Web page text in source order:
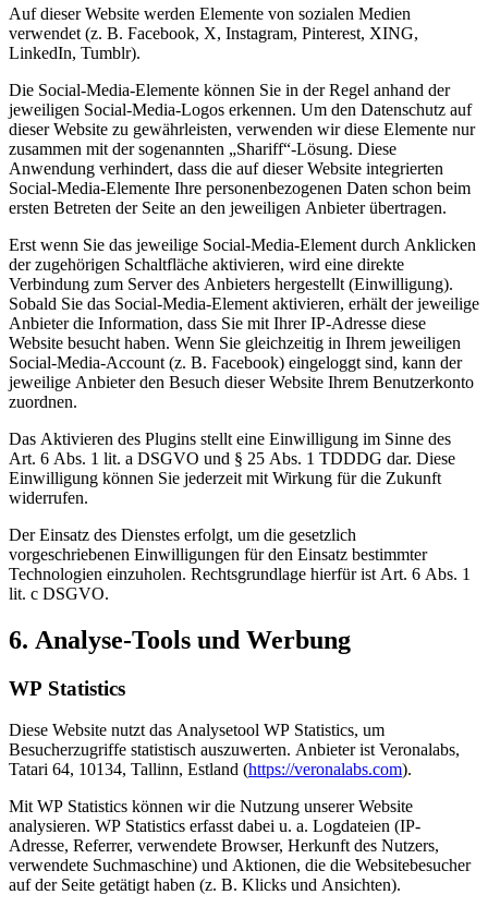
Auf dieser Website werden Elemente von sozialen Medien
verwendet (z. B. Facebook, X, Instagram, Pinterest, XING,
LinkedIn, Tumblr).
Die Social-Media-Elemente können Sie in der Regel anhand der
jeweiligen Social-Media-Logos erkennen. Um den Datenschutz auf
dieser Website zu gewährleisten, verwenden wir diese Elemente nur
zusammen mit der sogenannten „Shariff“-Lösung. Diese
Anwendung verhindert, dass die auf dieser Website integrierten
Social-Media-Elemente Ihre personenbezogenen Daten schon beim
ersten Betreten der Seite an den jeweiligen Anbieter übertragen.
Erst wenn Sie das jeweilige Social-Media-Element durch Anklicken
der zugehörigen Schaltfläche aktivieren, wird eine direkte
Verbindung zum Server des Anbieters hergestellt (Einwilligung).
Sobald Sie das Social-Media-Element aktivieren, erhält der jeweilige
Anbieter die Information, dass Sie mit Ihrer IP-Adresse diese
Website besucht haben. Wenn Sie gleichzeitig in Ihrem jeweiligen
Social-Media-Account (z. B. Facebook) eingeloggt sind, kann der
jeweilige Anbieter den Besuch dieser Website Ihrem Benutzerkonto
zuordnen.
Das Aktivieren des Plugins stellt eine Einwilligung im Sinne des
Art. 6 Abs. 1 lit. a DSGVO und § 25 Abs. 1 TDDDG dar. Diese
Einwilligung können Sie jederzeit mit Wirkung für die Zukunft
widerrufen.
Der Einsatz des Dienstes erfolgt, um die gesetzlich
vorgeschriebenen Einwilligungen für den Einsatz bestimmter
Technologien einzuholen. Rechtsgrundlage hierfür ist Art. 6 Abs. 1
lit. c DSGVO.
6. Analyse-Tools und Werbung
WP Statistics
Diese Website nutzt das Analysetool WP Statistics, um
Besucherzugriffe statistisch auszuwerten. Anbieter ist Veronalabs,
Tatari 64, 10134, Tallinn, Estland (https://veronalabs.com).
Mit WP Statistics können wir die Nutzung unserer Website
analysieren. WP Statistics erfasst dabei u. a. Logdateien (IP-
Adresse, Referrer, verwendete Browser, Herkunft des Nutzers,
verwendete Suchmaschine) und Aktionen, die die Websitebesucher
auf der Seite getätigt haben (z. B. Klicks und Ansichten).